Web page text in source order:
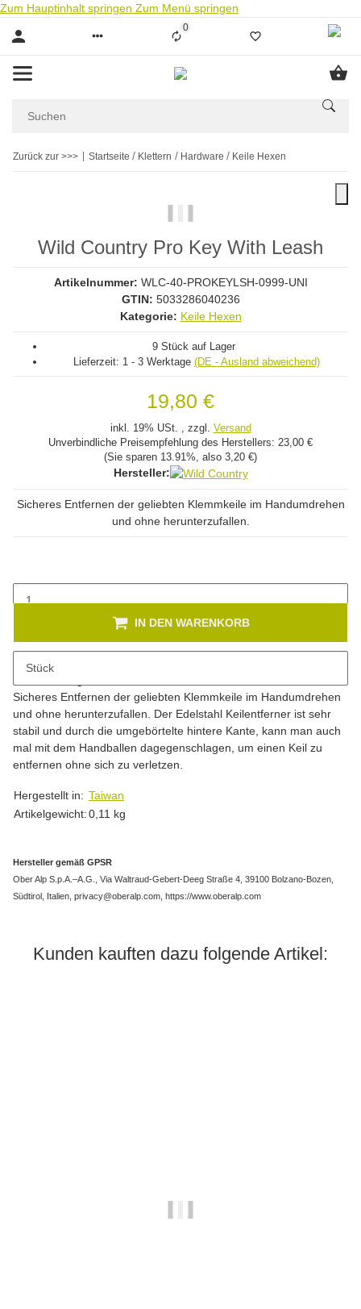
Zum Hauptinhalt springen Zum Menü springen
0Liste ist leer
Zurück zur >>> Startseite Klettern Hardware Keile Hexen
Wild Country Pro Key With Leash
Artikelnummer: WLC-40-PROKEYLSH-0999-UNI
GTIN: 5033286040236
Kategorie: Keile Hexen
9 Stück auf Lager
Lieferzeit: 1 - 3 Werktage (DE - Ausland abweichend)
19,80 €
inkl. 19% USt. , zzgl. Versand
Unverbindliche Preisempfehlung des Herstellers: 23,00 €
(Sie sparen 13.91%, also 3,20 €)
Hersteller:
Sicheres Entfernen der geliebten Klemmkeile im Handumdrehen
und ohne herunterzufallen.
Stück
IN DEN WARENKORB
Sicheres Entfernen der geliebten Klemmkeile im Handumdrehen
und ohne herunterzufallen. Der Edelstahl Keilentferner ist sehr
stabil und durch die umgebörtelte hintere Kante, kann man auch
mal mit dem Handballen dagegenschlagen, um einen Keil zu
entfernen ohne sich zu verletzen.
Produkteigenschaft
Wert
Hergestellt in: Taiwan
Artikelgewicht:0,11 kg
Hersteller gemäß GPSR
Ober Alp S.p.A.–A.G., Via Waltraud-Gebert-Deeg Straße 4, 39100 Bolzano-Bozen,
Südtirol, Italien, privacy@oberalp.com, https://www.oberalp.com
Kunden kauften dazu folgende Artikel: